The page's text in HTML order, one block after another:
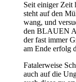
Seit einiger Zeit
steht auf den
wang, und
den BLAUEN
der fast immer
am Ende erfolg
Fatalerweise
auch auf die